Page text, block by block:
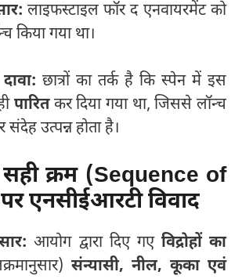
लाइफस्टाइल फॉर द एनवायरमेंट को
किया गया था।
छात्रों का तर्क है कि स्पेन में इस
पारितकर दिया गया था, जिससे लॉन्च
उत्पन्न होता है।
सही क्रम (Sequence of
एनसीईआरटी विवाद
आयोग द्वारा दिए गए विद्रोहों का
संन्यासी, नील, कूका एवं